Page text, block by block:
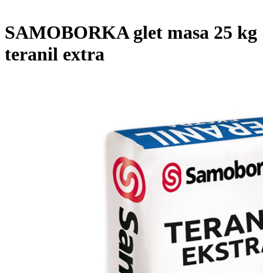
SAMOBORKA glet masa 25 kg
teranil extra